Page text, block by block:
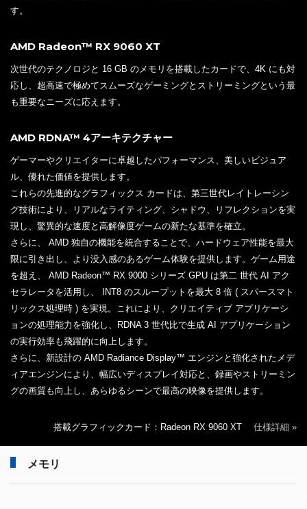
す。
AMD Radeon™ RX 9060 XT
次世代のテクノロジと 16 GB のメモリを搭載したカードで、4K にも対
応し、超高速で極めてスムーズなゲーミングとストリーミングという最
も重要なニーズに応えます。
AMD RDNA™ 4アーキテクチャー
ゲーマーやクリエイターに卓越したパフォーマンス、美しいビジュア
ル、優れた価値を提供します。
これらの先進的なグラフィックス カードは、第三世代レイトレーシン
グ技術により、リアルなライティング、シャドウ、リフレクションを実
現し、驚異的な速度と高解像度ゲームの新たな基準を確立。
さらに、 AMD 独自の機能を統合することで、ハードウェア性能を最大
限に引き出し、より没入感のあるゲーム体験を提供します。ゲーム用途
を超え、 AMD Radeon™ RX 9000 シリーズ GPU は第二 世代 AI アク
セラレータを活用し、 INT8 のスループットを最大 8 倍 ( スパースマト
リックス処理時 ) を実現。これにより、クリエイティブ アプリケーシ
ョンの処理能力を強化し、RDNA 3 世代比で生成 AI アプリケーション
の実行効率も飛躍的に向上します。
さらに、新設計の AMD Radiance Display™ エンジンと強化されたメデ
ィアエンジンにより、幅広いディスプレイ対応と、録画やストリーミン
グの画質も向上し、あらゆるシーンで最高の映像を提供します。
搭載グラフィックカード：Radeon RX 9060 XT 仕様詳細 »
メモリ